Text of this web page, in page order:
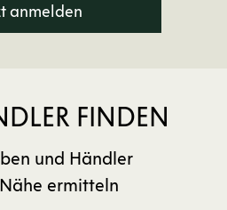
anmelden
FINDEN
und Händler
ermitteln